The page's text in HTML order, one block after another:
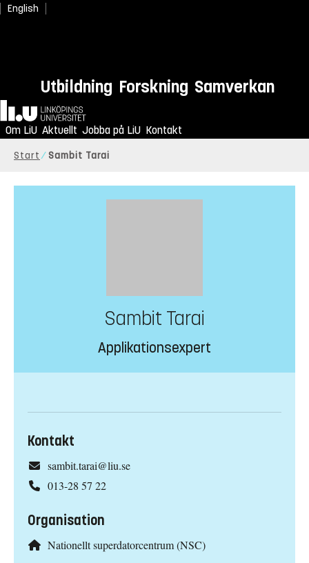
English
Utbildning Forskning Samverkan
Hem
Om LiU Aktuellt Jobba på LiU Kontakt
Start Sambit Tarai
Sambit Tarai
Applikationsexpert
Kontakt
sambit.tarai@liu.se
013-28 57 22
Organisation
Nationellt superdatorcentrum (NSC)